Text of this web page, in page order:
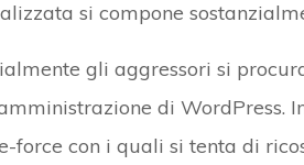
si compone
gli aggressori si
di WordPress.
force con i quali si tenta di